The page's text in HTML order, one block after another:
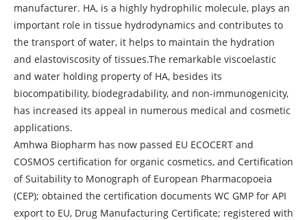
manufacturer. HA, is a highly hydrophilic molecule, plays an
important role in tissue hydrodynamics and contributes to
the transport of water, it helps to maintain the hydration
and elastoviscosity of tissues.The remarkable viscoelastic
and water holding property of HA, besides its
biocompatibility, biodegradability, and non-immunogenicity,
has increased its appeal in numerous medical and cosmetic
applications.
Amhwa Biopharm has now passed EU ECOCERT and
COSMOS certification for organic cosmetics, and Certification
of Suitability to Monograph of European Pharmacopoeia
(CEP); obtained the certification documents WC GMP for API
export to EU, Drug Manufacturing Certificate; registered with